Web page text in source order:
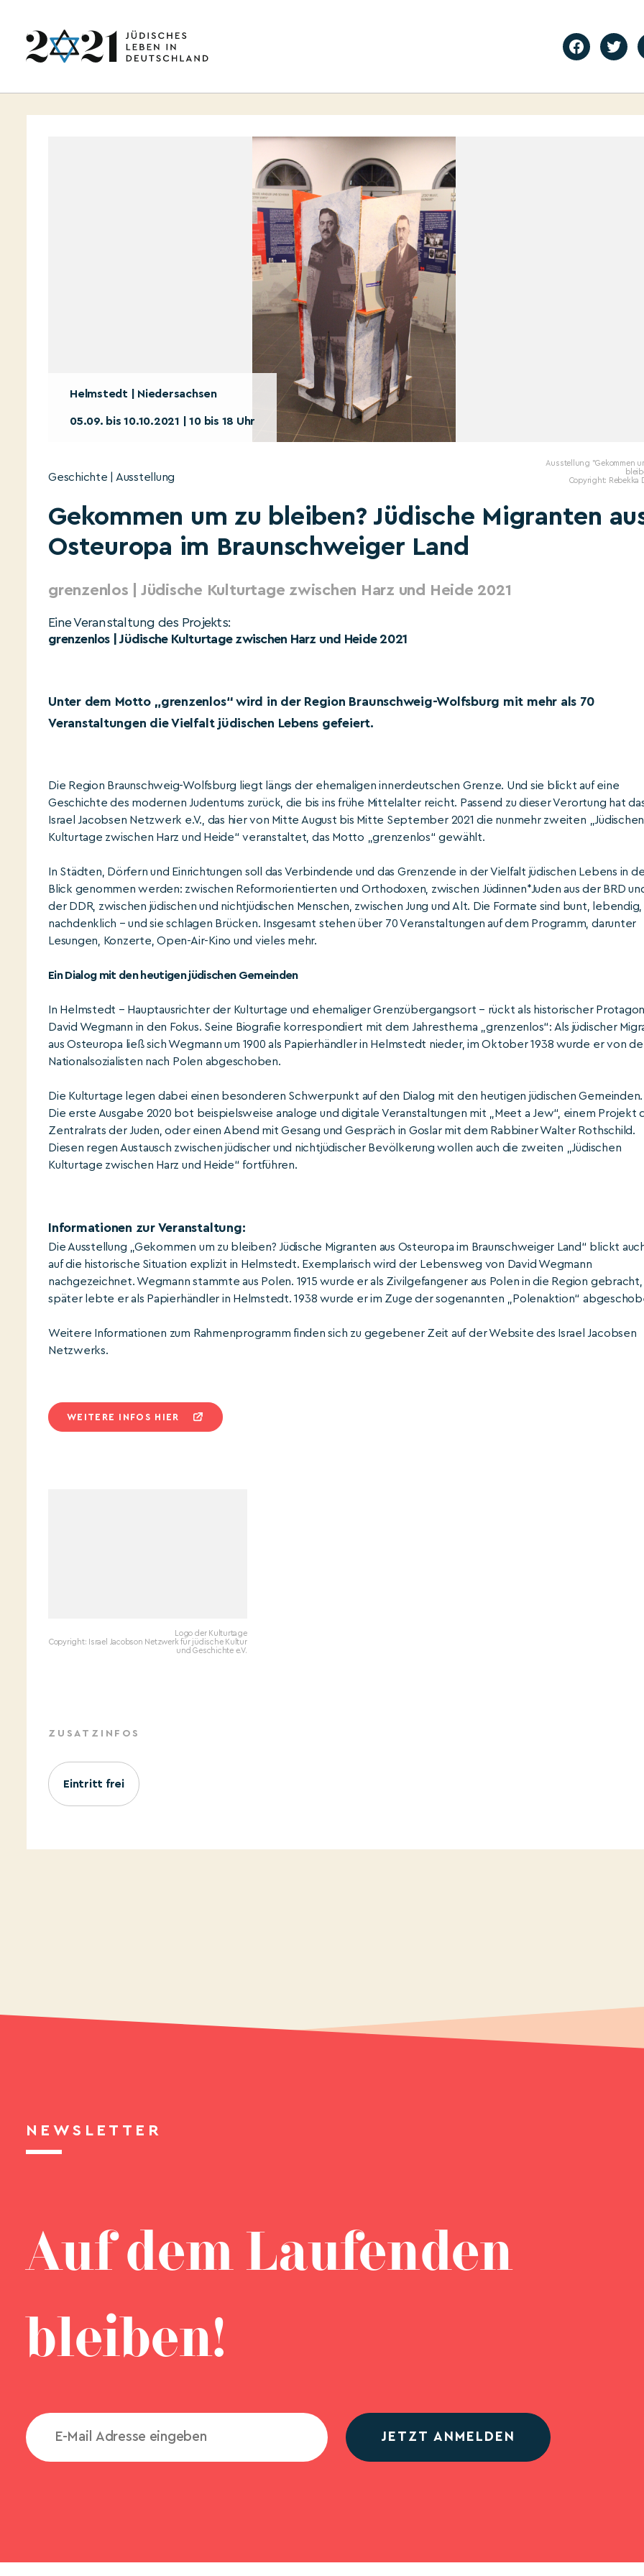
Helmstedt | Niedersachsen
05.09. bis 10.10.2021 | 10 bis 18 Uhr
Ausstellung "Gekommen
Copyright: Rebekka
Geschichte | Ausstellung
Gekommen um zu bleiben? Jüdische Migranten
Osteuropa im Braunschweiger Land
grenzenlos | Jüdische Kulturtage zwischen Harz und Heide 2021
Eine Veranstaltung des Projekts:
grenzenlos | Jüdische Kulturtage zwischen Harz und Heide 2021
Unter dem Motto „grenzenlos“ wird in der Region Braunschweig-Wolfsburg mit mehr als 70
Veranstaltungen die Vielfalt jüdischen Lebens gefeiert.
Die Region Braunschweig-Wolfsburg liegt längs der ehemaligen innerdeutschen Grenze. Und sie blickt auf eine
Geschichte des modernen Judentums zurück, die bis ins frühe Mittelalter reicht. Passend zu dieser Verortung hat
Israel Jacobsen Netzwerk e.V., das hier von Mitte August bis Mitte September 2021 die nunmehr zweiten „Jüdischen
Kulturtage zwischen Harz und Heide“ veranstaltet, das Motto „grenzenlos“ gewählt.
In Städten, Dörfern und Einrichtungen soll das Verbindende und das Grenzende in der Vielfalt jüdischen Lebens in
Blick genommen werden: zwischen Reformorientierten und Orthodoxen, zwischen Jüdinnen*Juden aus der BRD
der DDR, zwischen jüdischen und nichtjüdischen Menschen, zwischen Jung und Alt. Die Formate sind bunt, lebendig,
nachdenklich – und sie schlagen Brücken. Insgesamt stehen über 70 Veranstaltungen auf dem Programm, darunter
Lesungen, Konzerte, Open-Air-Kino und vieles mehr.
Ein Dialog mit den heutigen jüdischen Gemeinden
In Helmstedt – Hauptausrichter der Kulturtage und ehemaliger Grenzübergangsort – rückt als historischer
David Wegmann in den Fokus. Seine Biografie korrespondiert mit dem Jahresthema „grenzenlos“: Als jüdischer
aus Osteuropa ließ sich Wegmann um 1900 als Papierhändler in Helmstedt nieder, im Oktober 1938 wurde er von
Nationalsozialisten nach Polen abgeschoben.
Die Kulturtage legen dabei einen besonderen Schwerpunkt auf den Dialog mit den heutigen jüdischen Gemeinden.
Die erste Ausgabe 2020 bot beispielsweise analoge und digitale Veranstaltungen mit „Meet a Jew“, einem Projekt
Zentralrats der Juden, oder einen Abend mit Gesang und Gespräch in Goslar mit dem Rabbiner Walter Rothschild.
Diesen regen Austausch zwischen jüdischer und nichtjüdischer Bevölkerung wollen auch die zweiten „Jüdischen
Kulturtage zwischen Harz und Heide“ fortführen.
Informationen zur Veranstaltung:
Die Ausstellung „Gekommen um zu bleiben? Jüdische Migranten aus Osteuropa im Braunschweiger Land“ blickt
auf die historische Situation explizit in Helmstedt. Exemplarisch wird der Lebensweg von David Wegmann
nachgezeichnet. Wegmann stammte aus Polen. 1915 wurde er als Zivilgefangener aus Polen in die Region gebracht,
später lebte er als Papierhändler in Helmstedt. 1938 wurde er im Zuge der sogenannten „Polenaktion“
Weitere Informationen zum Rahmenprogramm finden sich zu gegebener Zeit auf der Website des Israel Jacobsen
Netzwerks.
WEITERE INFOS HIER
Logo der Kulturtage
Copyright: Israel Jacobson Netzwerk für jüdische Kultur
und Geschichte e.V.
ZUSATZINFOS
Eintritt frei
NEWSLETTER
Auf dem Laufenden
bleiben!
JETZT ANMELDEN